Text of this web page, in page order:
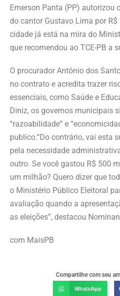
Emerson Panta (PP) autorizou
do cantor Gustavo Lima por
cidade já está na mira do
que recomendou ao TCE-PB a
O procurador Antônio dos
no contrato e acredita trazer
essenciais, como Saúde e
Diniz, os governos municipais
“razoabilidade” e
publico.“Do contrário, vai esta
pela necessidade
outro. Se você gastou R$ 500
um milhão? Quero dizer que
o Ministério Público Eleitoral
avaliação quando a
as eleições”, destacou
com MaisPB
Compartilhe com seu
WhatsApp